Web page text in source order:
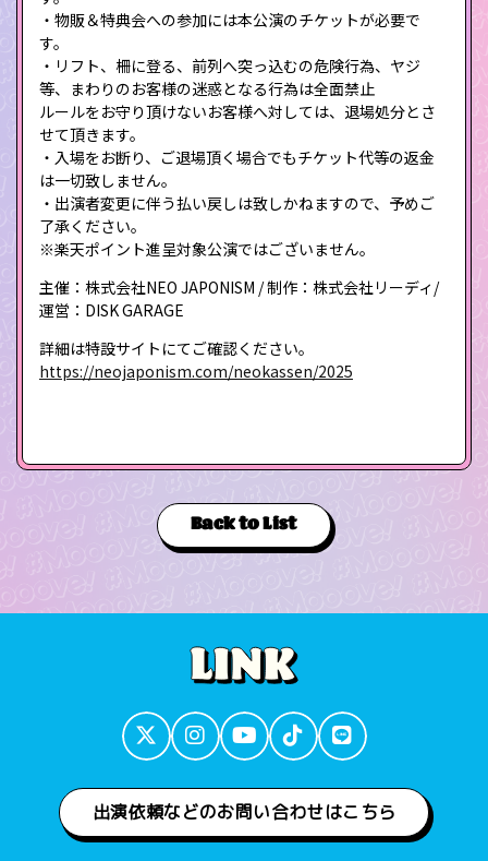
・物販＆特典会への参加には本公演のチケットが必要で
す。
・リフト、柵に登る、前列へ突っ込むの危険行為、ヤジ
等、まわりのお客様の迷惑となる行為は全面禁止
ルールをお守り頂けないお客様へ対しては、退場処分とさ
せて頂きます。
・入場をお断り、ご退場頂く場合でもチケット代等の返金
は一切致しません。
・出演者変更に伴う払い戻しは致しかねますので、予めご
了承ください。
※楽天ポイント進呈対象公演ではございません。
主催：株式会社NEO JAPONISM / 制作：株式会社リーディ/
運営：DISK GARAGE
詳細は特設サイトにてご確認ください。
https://neojaponism.com/neokassen/2025
Back to List
出演依頼などのお問い合わせはこちら